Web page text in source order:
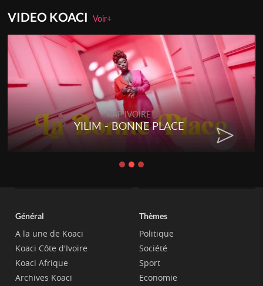
VIDEO KOACIVoir+
RAP IVOIRE
YILIM - BONNE PLACE
Général
A la une de Koaci
Koaci Côte d'Ivoire
Koaci Afrique
Archives Koaci
Thèmes
Politique
Société
Sport
Economie